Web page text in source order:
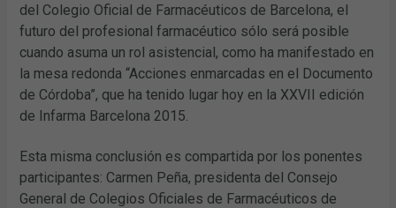
del Colegio Oficial de Farmacéuticos de Barcelona, el
futuro del profesional farmacéutico sólo será posible
cuando asuma un rol asistencial, como ha manifestado en
la mesa redonda “Acciones enmarcadas en el Documento
de Córdoba”, que ha tenido lugar hoy en la XXVII edición
de Infarma Barcelona 2015.
Esta misma conclusión es compartida por los ponentes
participantes: Carmen Peña, presidenta del Consejo
General de Colegios Oficiales de Farmacéuticos de